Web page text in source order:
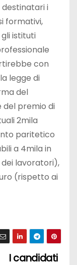
destinatari i
formativi,
gli istituti
con
legge di
del
del premio di
2mila
paritetico
a 4mila in
lavoratori),
(rispetto ai
I candidati